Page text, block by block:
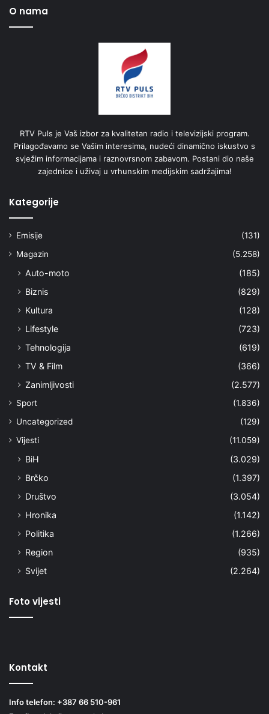
O nama
RTV Puls je Vaš izbor za kvalitetan radio i televizijski program.
Prilagođavamo se Vašim interesima, nudeći dinamično iskustvo s
svježim informacijama i raznovrsnom zabavom. Postani dio naše
zajednice i uživaj u vrhunskim medijskim sadržajima!
Kategorije
Emisije
(131)
Magazin
(5.258)
Auto-moto
(185)
Biznis
(829)
Kultura
(128)
Lifestyle
(723)
Tehnologija
(619)
TV & Film
(366)
Zanimljivosti
(2.577)
Sport
(1.836)
Uncategorized
(129)
Vijesti
(11.059)
BiH
(3.029)
Brčko
(1.397)
Društvo
(3.054)
Hronika
(1.142)
Politika
(1.266)
Region
(935)
Svijet
(2.264)
Foto vijesti
Kontakt
Info telefon: +387 66 510-961